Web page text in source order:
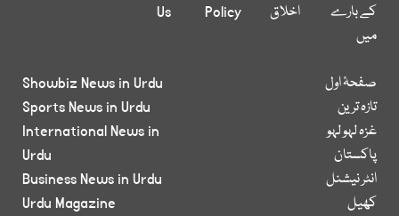
کے بارے
میں
اخلاق
Policy
Us
صفحۂ اول
تازہ ترین
غزہ لہو لہو
پاکستان
انٹر نیشنل
کھیل
Showbiz News in Urdu
Sports News in Urdu
International News in
Urdu
Business News in Urdu
Urdu Magazine